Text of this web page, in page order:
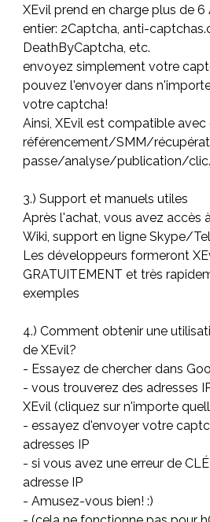
XEvil prend en charge plus de
entier: 2Captcha, anti-
DeathByCaptcha, etc.
envoyez simplement votre
pouvez l'envoyer dans
votre captcha!
Ainsi, XEvil est compatible
référencement/SMM/
passe/analyse/publication/
3.) Support et manuels utiles
Après l'achat, vous avez accès
Wiki, support en ligne Skype/
Les développeurs formeront
GRATUITEMENT et très
exemples
4.) Comment obtenir une
de XEvil?
- Essayez de chercher dans
- vous trouverez des adresses
XEvil (cliquez sur n'importe
- essayez d'envoyer votre
adresses IP
- si vous avez une erreur de
adresse IP
- Amusez-vous bien! :)